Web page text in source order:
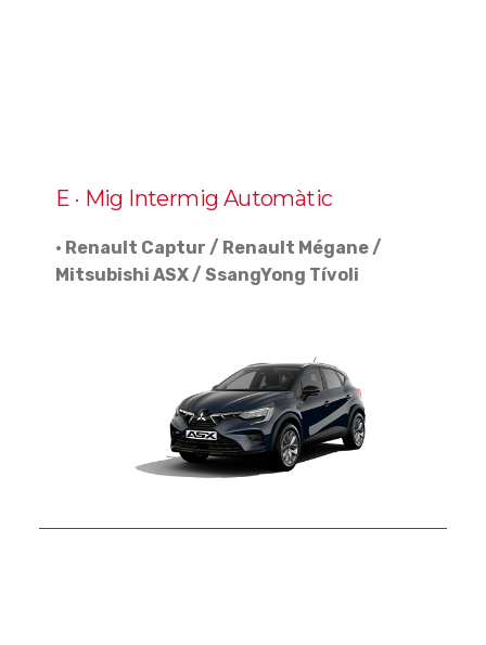
E · Mig Intermig Automàtic
· Renault Captur / Renault Mégane /
Mitsubishi ASX / SsangYong Tívoli